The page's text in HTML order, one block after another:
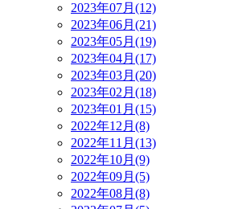
2023年07月(12)
2023年06月(21)
2023年05月(19)
2023年04月(17)
2023年03月(20)
2023年02月(18)
2023年01月(15)
2022年12月(8)
2022年11月(13)
2022年10月(9)
2022年09月(5)
2022年08月(8)